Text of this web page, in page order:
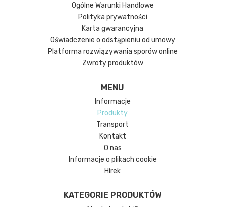
Ogólne Warunki Handlowe
Polityka prywatności
Karta gwarancyjna
Oświadczenie o odstąpieniu od umowy
Platforma rozwiązywania sporów online
Zwroty produktów
MENU
Informacje
Produkty
Transport
Kontakt
O nas
Informacje o plikach cookie
Hírek
KATEGORIE PRODUKTÓW